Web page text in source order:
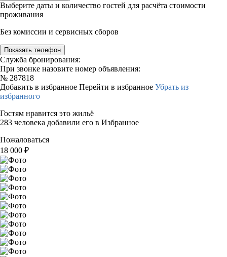
Выберите даты и количество гостей для расчёта стоимости
проживания
Без комиссии и сервисных сборов
Показать телефон
Служба бронирования:
При звонке назовите номер объявления:
№ 287818
Добавить в избранное Перейти в избранное Убрать из
избранного
Гостям нравится это жильё
283 человека добавили его в Избранное
Пожаловаться
18 000 ₽